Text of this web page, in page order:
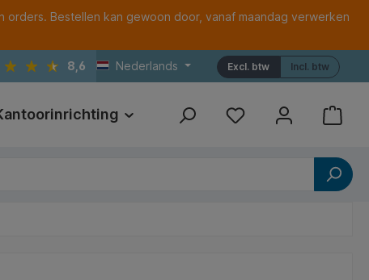
Bestellen kan gewoon door, vanaf maandag verwerken
8,6 Nederlands Incl. btw
Excl. btw
Print Referenties